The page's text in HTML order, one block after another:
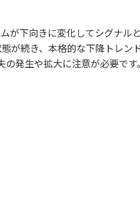
が下向きに変化してシグナル
が続き、本格的な下降トレン
発生や拡大に注意が必要です。